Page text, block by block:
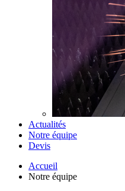
Actualités
Notre équipe
Devis
Accueil
Notre équipe